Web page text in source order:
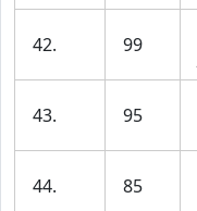
42. 99
43. 95
44. 85